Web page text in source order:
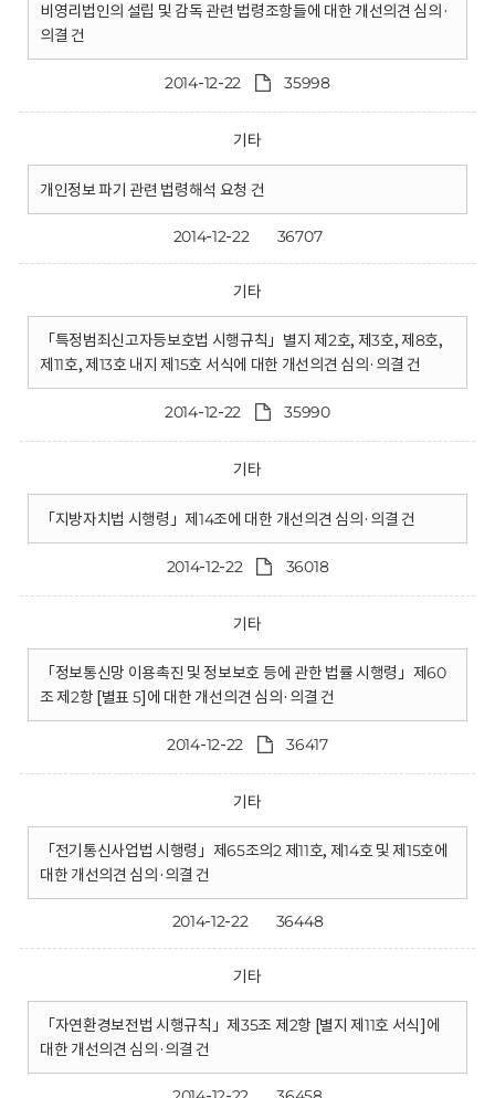
비영리법인의 설립 및 감독 관련 법령조항들에 대한 개선의견 심의·
의결 건
2014-12-22 35998
기타
개인정보 파기 관련 법령해석 요청 건
2014-12-22 36707
기타
「특정범죄신고자등보호법 시행규칙」별지 제2호, 제3호, 제8호,
제11호, 제13호 내지 제15호 서식에 대한 개선의견 심의·의결 건
2014-12-22 35990
기타
「지방자치법 시행령」제14조에 대한 개선의견 심의·의결 건
2014-12-22 36018
기타
「정보통신망 이용촉진 및 정보보호 등에 관한 법률 시행령」제60
조 제2항 [별표 5]에 대한 개선의견 심의·의결 건
2014-12-22 36417
기타
「전기통신사업법 시행령」제65조의2 제11호, 제14호 및 제15호에
대한 개선의견 심의·의결 건
2014-12-22 36448
기타
「자연환경보전법 시행규칙」제35조 제2항 [별지 제11호 서식]에
대한 개선의견 심의·의결 건